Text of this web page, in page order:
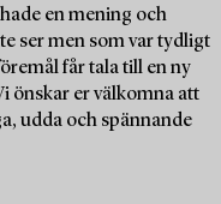
en mening och
ser men som var tydligt
får tala till en ny
önskar er välkomna att
udda och spännande